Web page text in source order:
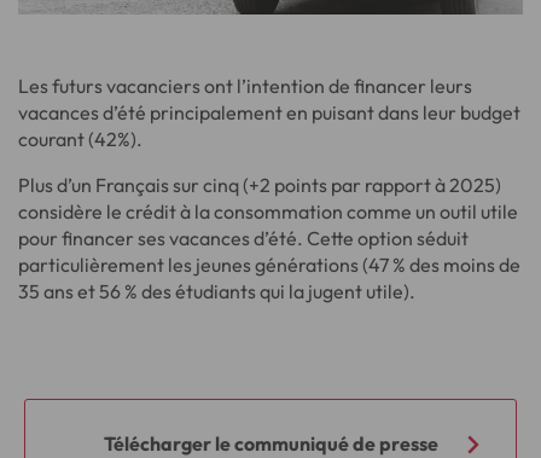
Les futurs vacanciers ont l’intention de financer leurs
vacances d’été principalement en puisant dans leur budget
courant (42%).
Plus d’un Français sur cinq (+2 points par rapport à 2025)
considère le crédit à la consommation comme un outil utile
pour financer ses vacances d’été. Cette option séduit
particulièrement les jeunes générations (47 % des moins de
35 ans et 56 % des étudiants qui la jugent utile).
Télécharger le communiqué de presse